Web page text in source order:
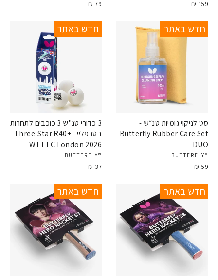
159 ₪
79 ₪
חדש באתר
סט לניקוי גומיות טנ״ש -
Butterfly Rubber Care Set
DUO
®BUTTERFLY
59 ₪
חדש באתר
3 כדורי טנ"ש 3 כוכבים לתחרות
בטרפליי - Three-Star R40+
WTTTC London 2026
®BUTTERFLY
37 ₪
חדש באתר חדש באתר